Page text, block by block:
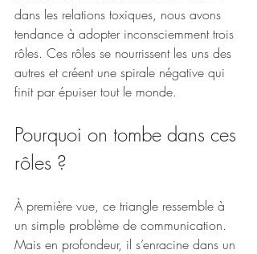
dans les relations toxiques, nous avons
tendance à adopter inconsciemment trois
rôles. Ces rôles se nourrissent les uns des
autres et créent une spirale négative qui
finit par épuiser tout le monde.
Pourquoi on tombe dans ces
rôles ?
À première vue, ce triangle ressemble à
un simple problème de communication.
Mais en profondeur, il s’enracine dans un